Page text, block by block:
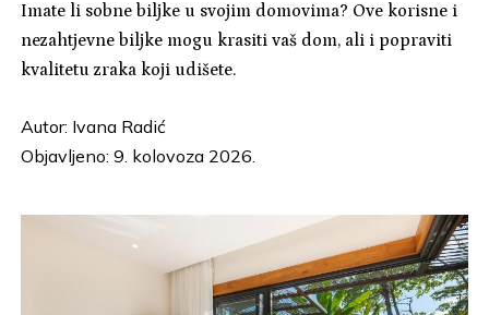
Imate li sobne biljke u svojim domovima? Ove korisne i
nezahtjevne biljke mogu krasiti vaš dom, ali i popraviti
kvalitetu zraka koji udišete.
Autor: Ivana Radić
Objavljeno: 9. kolovoza 2026.